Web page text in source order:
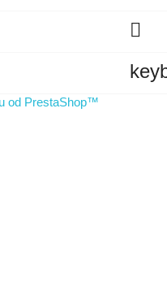

od PrestaShop™